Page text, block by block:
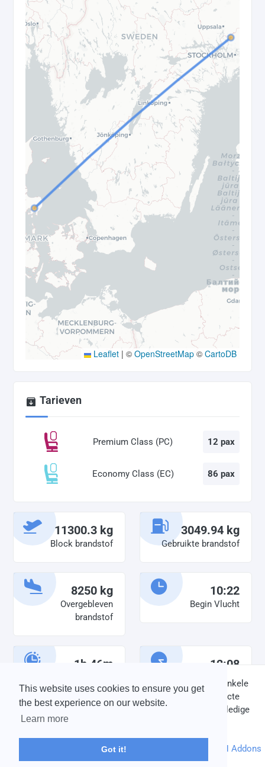
This website uses cookies to ensure you get
the best experience on our website.
Learn more
Got it!
Leaflet | © OpenStreetMap © CartoDB
Tarieven
Premium Class (PC) 12 pax
Economy Class (EC) 86 pax
11300.3 kg
Block brandstof
3049.94 kg
Gebruikte brandstof
8250 kg
Overgebleven
brandstof
10:22
Begin Vlucht
1h 46m 12:08
Einde vlucht
DISCLAIMER: V-Bird Virtual Airlines Group kan op geen enkele
wijze aansprakelijkheid aanvaarden voor directe of indirecte
schade die is ontstaan ten gevolge van onjuiste of onvolledige
informatie op deze website.
© 2004 - 2026 V-Bird Virtual Airlines Group |Credits
Powered byphpVMS DH Addons